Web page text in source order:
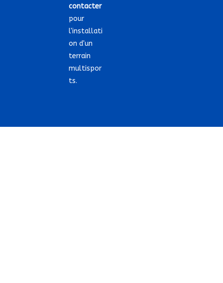
contacter
pour
l'installati
on d'un
terrain
multispor
ts.